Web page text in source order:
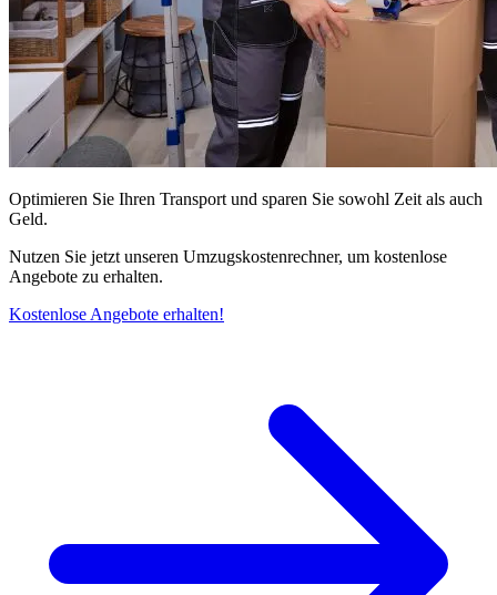
Optimieren Sie Ihren Transport und sparen Sie sowohl Zeit als auch
Geld.
Nutzen Sie jetzt unseren Umzugskostenrechner, um kostenlose
Angebote zu erhalten.
Kostenlose Angebote erhalten!